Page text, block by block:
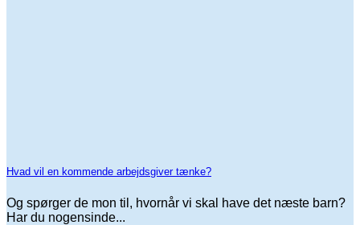
Hvad vil en kommende arbejdsgiver tænke?
Og spørger de mon til, hvornår vi skal have det næste barn?
Har du nogensinde...